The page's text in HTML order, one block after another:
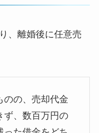
、離婚後に任意売
のの、売却代金
ず、数百万円の